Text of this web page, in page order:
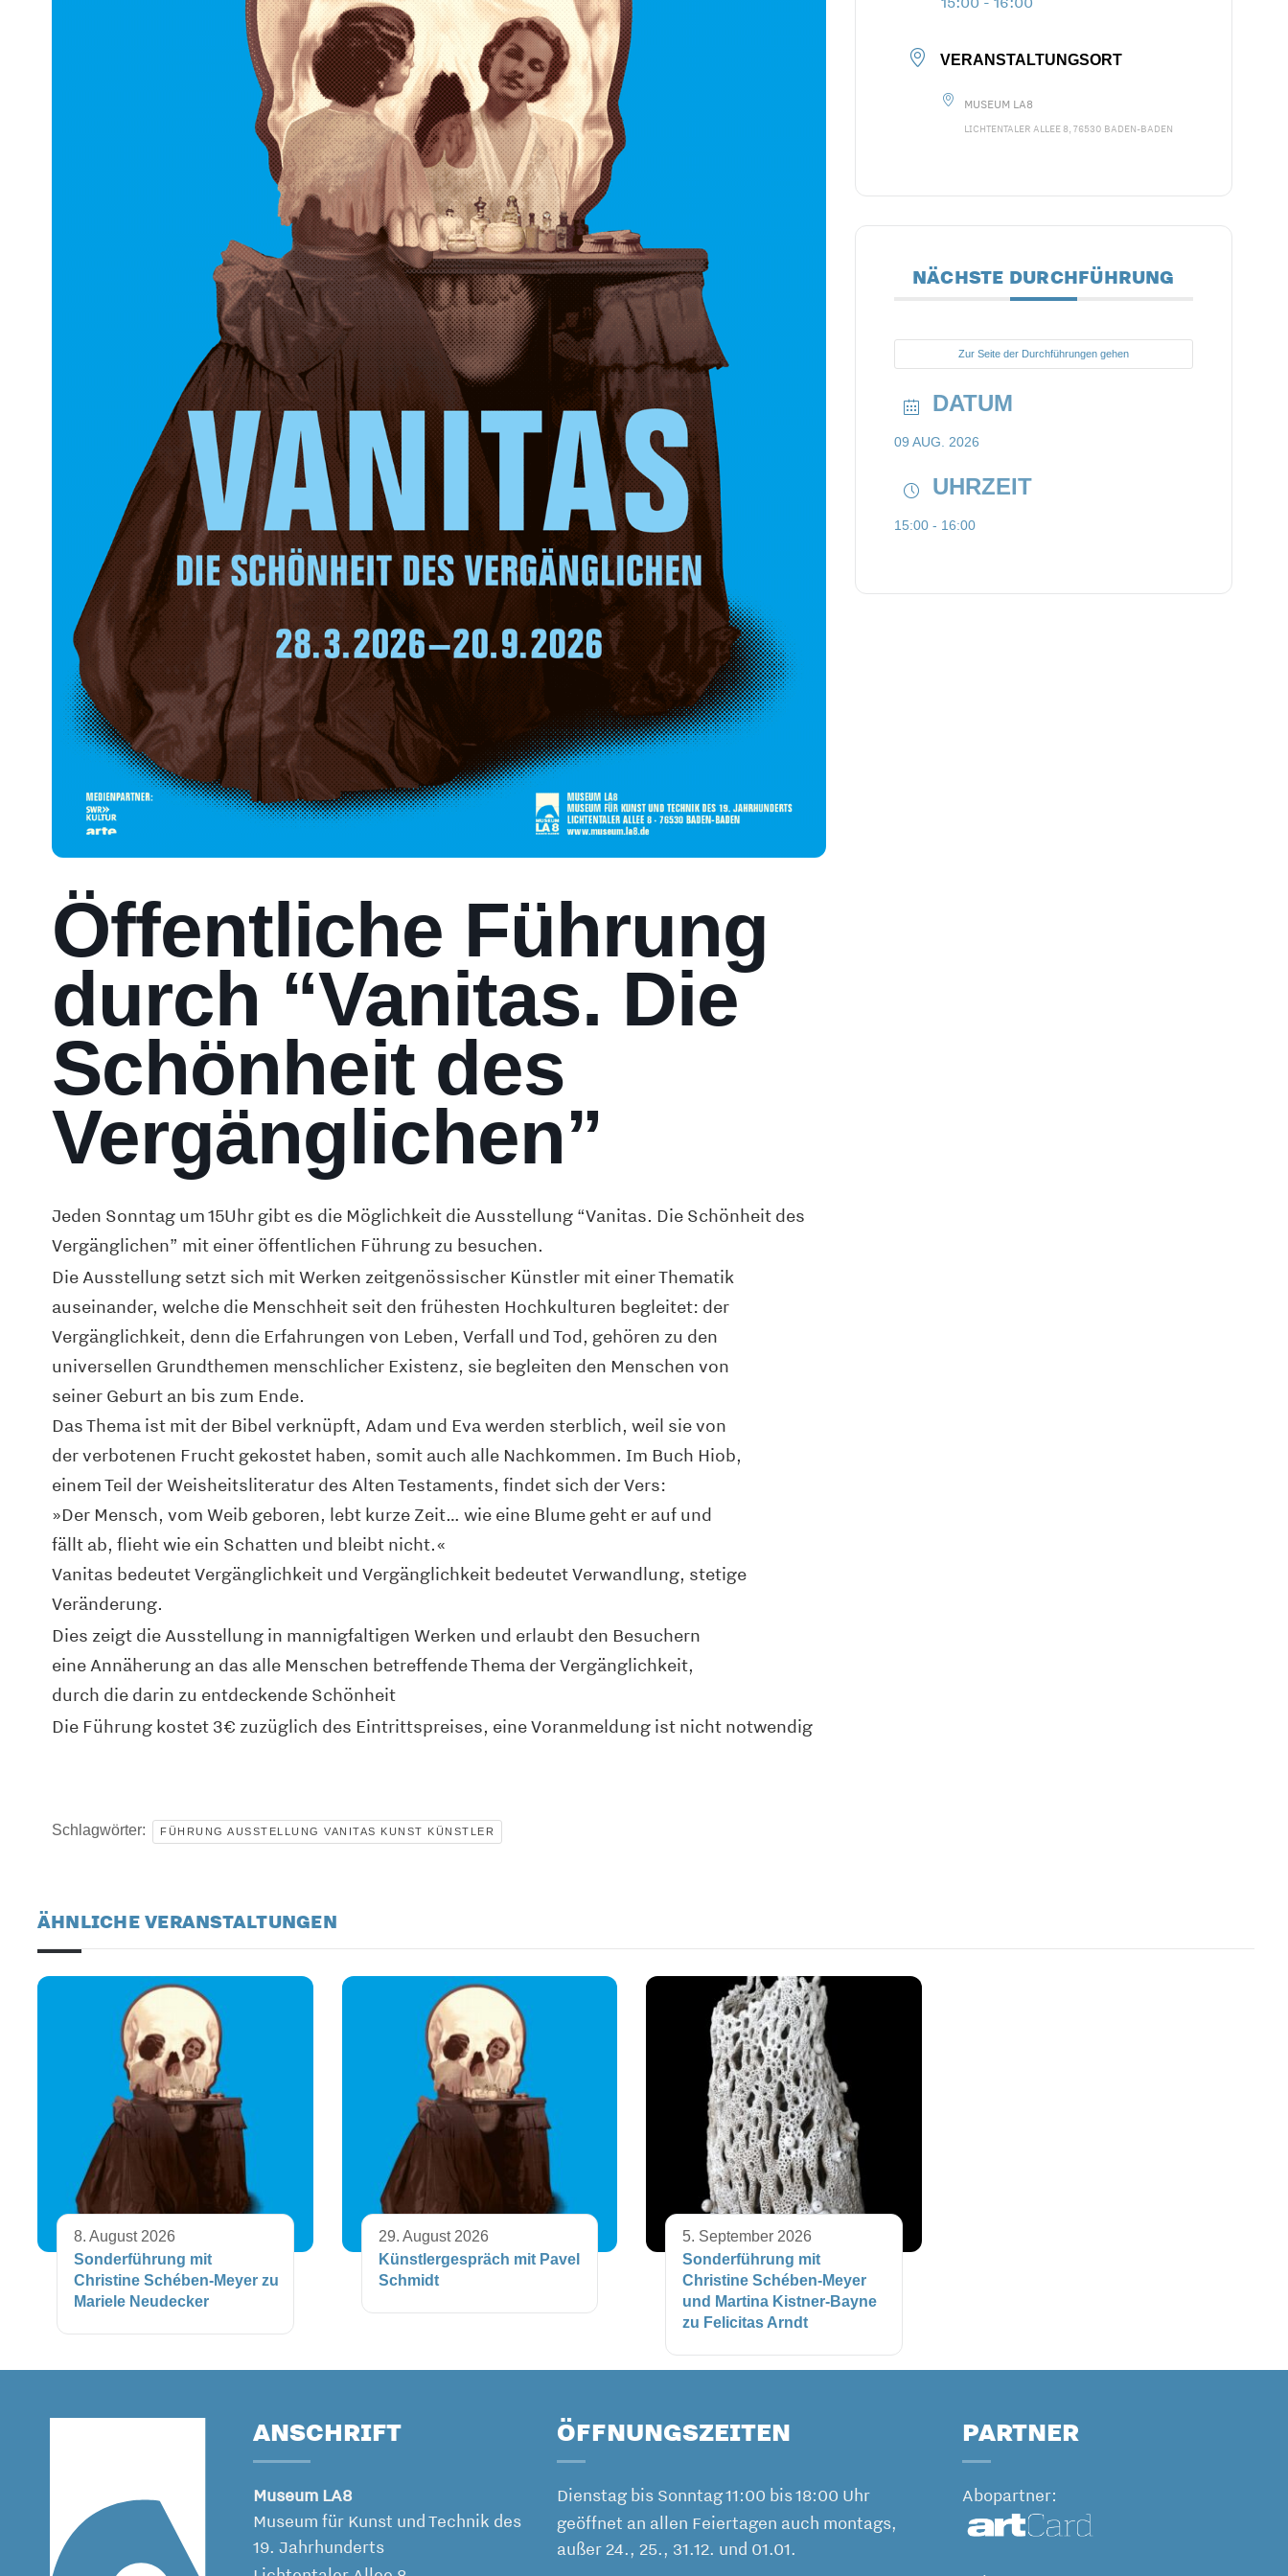
Öffentliche Führung
durch “Vanitas. Die
Schönheit des
Vergänglichen”
Jeden Sonntag um 15Uhr gibt es die Möglichkeit die Ausstellung “Vanitas. Die Schönheit des
Vergänglichen” mit einer öffentlichen Führung zu besuchen.
Die Ausstellung setzt sich mit Werken zeitgenössischer Künstler mit einer Thematik
auseinander, welche die Menschheit seit den frühesten Hochkulturen begleitet: der
Vergänglichkeit, denn die Erfahrungen von Leben, Verfall und Tod, gehören zu den
universellen Grundthemen menschlicher Existenz, sie begleiten den Menschen von
seiner Geburt an bis zum Ende.
Das Thema ist mit der Bibel verknüpft, Adam und Eva werden sterblich, weil sie von
der verbotenen Frucht gekostet haben, somit auch alle Nachkommen. Im Buch Hiob,
einem Teil der Weisheitsliteratur des Alten Testaments, findet sich der Vers:
»Der Mensch, vom Weib geboren, lebt kurze Zeit… wie eine Blume geht er auf und
fällt ab, flieht wie ein Schatten und bleibt nicht.«
Vanitas bedeutet Vergänglichkeit und Vergänglichkeit bedeutet Verwandlung, stetige
Veränderung.
Dies zeigt die Ausstellung in mannigfaltigen Werken und erlaubt den Besuchern
eine Annäherung an das alle Menschen betreffende Thema der Vergänglichkeit,
durch die darin zu entdeckende Schönheit
Die Führung kostet 3€ zuzüglich des Eintrittspreises, eine Voranmeldung ist nicht notwendig
Schlagwörter: FÜHRUNG AUSSTELLUNG VANITAS KUNST KÜNSTLER
VERANSTALTUNGSORT
MUSEUM LA8
LICHTENTALER ALLEE 8, 76530 BADEN-BADEN
NÄCHSTE DURCHFÜHRUNG
Zur Seite der Durchführungen gehen
DATUM
09 AUG. 2026
UHRZEIT
15:00 - 16:00
ÄHNLICHE VERANSTALTUNGEN
8. August 2026
Sonderführung mit
Christine Schében-Meyer zu
Mariele Neudecker
29. August 2026
Künstlergespräch mit Pavel
Schmidt
5. September 2026
Sonderführung mit
Christine Schében-Meyer
und Martina Kistner-Bayne
zu Felicitas Arndt
ANSCHRIFT
Museum LA8
Museum für Kunst und Technik des
19. Jahrhunderts
ÖFFNUNGSZEITEN
Dienstag bis Sonntag 11:00 bis 18:00 Uhr
geöffnet an allen Feiertagen auch montags,
außer 24., 25., 31.12. und 01.01.
PARTNER
Abopartner: